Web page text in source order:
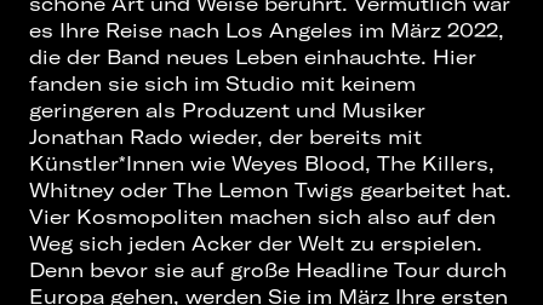
es Ihre Reise nach Los Angeles im März 2022,
die der Band neues Leben einhauchte. Hier
fanden sie sich im Studio mit keinem
geringeren als Produzent und Musiker
Jonathan Rado wieder, der bereits mit
Künstler*Innen wie Weyes Blood, The Killers,
Whitney oder The Lemon Twigs gearbeitet hat.
Vier Kosmopoliten machen sich also auf den
Weg sich jeden Acker der Welt zu erspielen.
Denn bevor sie auf große Headline Tour durch
Europa gehen, werden Sie im März Ihre ersten